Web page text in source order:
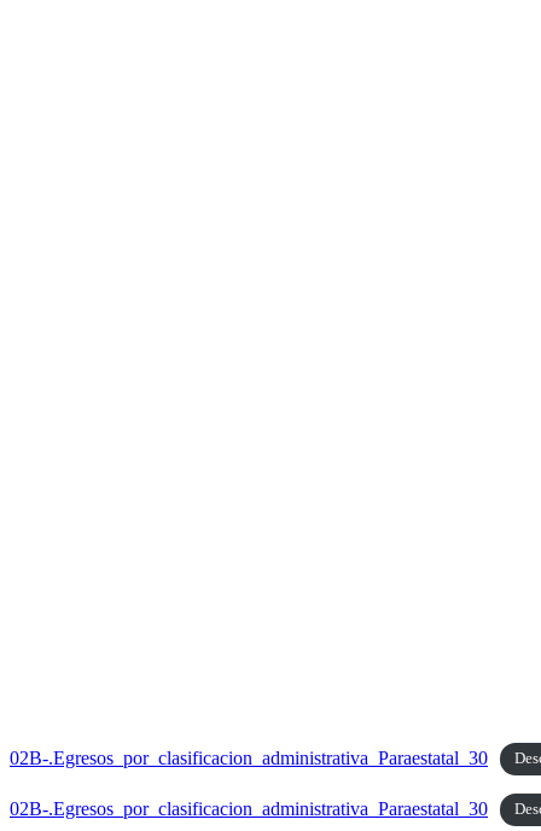
02B-.Egresos_por_clasificacion_administrativa_Paraestatal_30
02B-.Egresos_por_clasificacion_administrativa_Paraestatal_30